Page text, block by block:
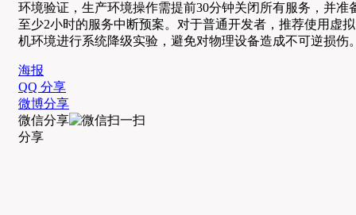
环境验证，生产环境操作需提前30分钟关闭所有服务，并准
至少2小时的服务中断预案。对于普通开发者，推荐使用虚拟
机环境进行系统降级实验，避免对物理设备造成不可逆损伤
海报
QQ 分享
微博分享
微信分享
分享